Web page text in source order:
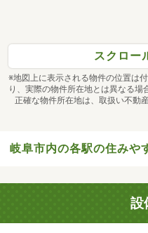
スクロー
※地図上に表示される物件の位置は
り、実際の物件所在地とは異なる場
正確な物件所在地は、取扱い不動
岐阜市内の各駅の住みや
設